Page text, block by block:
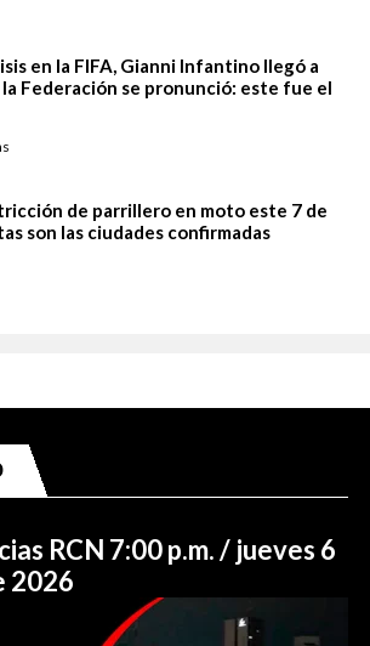
en la FIFA, Gianni Infantino llegó a
la Federación se pronunció: este fue el
de parrillero en moto este 7 de
son las ciudades confirmadas
RCN 7:00 p.m. / jueves 6
2026